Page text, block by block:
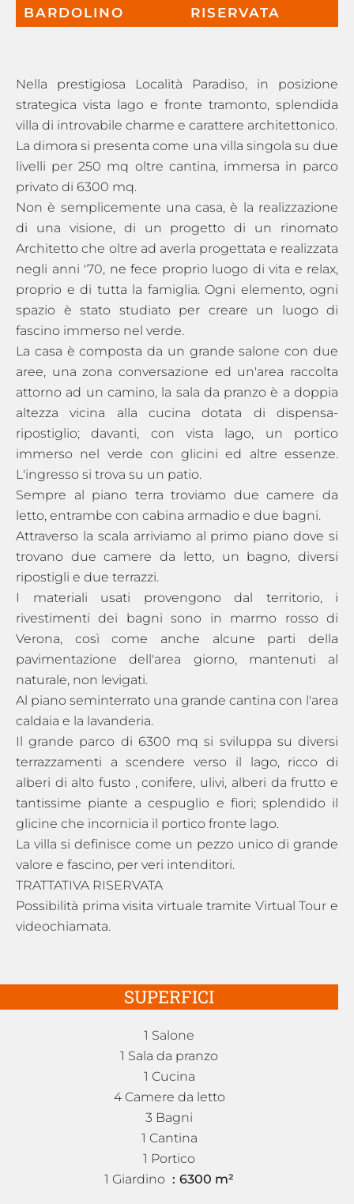
BARDOLINO
RISERVATA
Nella prestigiosa Località Paradiso, in posizione
strategica vista lago e fronte tramonto, splendida
villa di introvabile charme e carattere architettonico.
La dimora si presenta come una villa singola su due
livelli per 250 mq oltre cantina, immersa in parco
privato di 6300 mq.
Non è semplicemente una casa, è la realizzazione
di una visione, di un progetto di un rinomato
Architetto che oltre ad averla progettata e realizzata
negli anni '70, ne fece proprio luogo di vita e relax,
proprio e di tutta la famiglia. Ogni elemento, ogni
spazio è stato studiato per creare un luogo di
fascino immerso nel verde.
La casa è composta da un grande salone con due
aree, una zona conversazione ed un'area raccolta
attorno ad un camino, la sala da pranzo è a doppia
altezza vicina alla cucina dotata di dispensa-
ripostiglio; davanti, con vista lago, un portico
immerso nel verde con glicini ed altre essenze.
L'ingresso si trova su un patio.
Sempre al piano terra troviamo due camere da
letto, entrambe con cabina armadio e due bagni.
Attraverso la scala arriviamo al primo piano dove si
trovano due camere da letto, un bagno, diversi
ripostigli e due terrazzi.
I materiali usati provengono dal territorio, i
rivestimenti dei bagni sono in marmo rosso di
Verona, così come anche alcune parti della
pavimentazione dell'area giorno, mantenuti al
naturale, non levigati.
Al piano seminterrato una grande cantina con l'area
caldaia e la lavanderia.
Il grande parco di 6300 mq si sviluppa su diversi
terrazzamenti a scendere verso il lago, ricco di
alberi di alto fusto , conifere, ulivi, alberi da frutto e
tantissime piante a cespuglio e fiori; splendido il
glicine che incornicia il portico fronte lago.
La villa si definisce come un pezzo unico di grande
valore e fascino, per veri intenditori.
TRATTATIVA RISERVATA
Possibilità prima visita virtuale tramite Virtual Tour e
videochiamata.
SUPERFICI
1 Salone
1 Sala da pranzo
1 Cucina
4 Camere da letto
3 Bagni
1 Cantina
1 Portico
1 Giardino
6300 m²